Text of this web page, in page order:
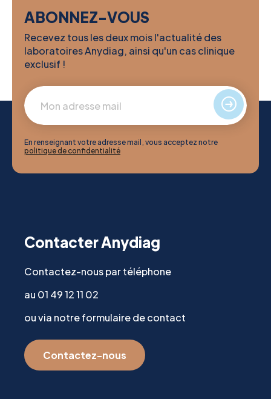
ABONNEZ-VOUS
Recevez tous les deux mois l'actualité des
laboratoires Anydiag, ainsi qu'un cas clinique
exclusif !
En renseignant votre adresse mail, vous acceptez notre
politique de confidentialité
Contacter Anydiag
Contactez-nous par téléphone
au 01 49 12 11 02
ou via notre formulaire de contact
Contactez-nous